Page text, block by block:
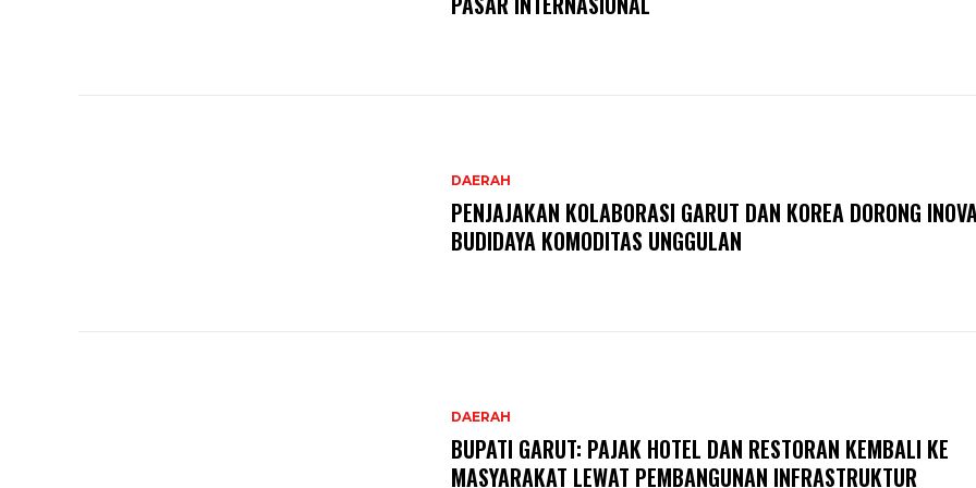
DAERAH
PENJAJAKAN KOLABORASI GARUT DAN KOREA DORONG
BUDIDAYA KOMODITAS UNGGULAN
DAERAH
BUPATI GARUT: PAJAK HOTEL DAN RESTORAN KEMBALI KE
MASYARAKAT LEWAT PEMBANGUNAN INFRASTRUKTUR